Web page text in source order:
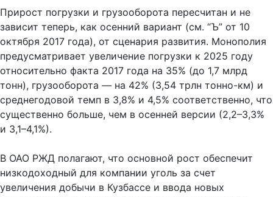
Прирост погрузки и грузооборота пересчитан и не
зависит теперь, как осенний вариант (см. “Ъ” от 10
октября 2017 года), от сценария развития. Монополия
предусматривает увеличение погрузки к 2025 году
относительно факта 2017 года на 35% (до 1,7 млрд
тонн), грузооборота — на 42% (3,54 трлн тонно-км) и
среднегодовой темп в 3,8% и 4,5% соответственно, что
существенно больше, чем в осенней версии (2,2–3,3%
и 3,1–4,1%).
В ОАО РЖД полагают, что основной рост обеспечит
низкодоходный для компании уголь за счет
увеличения добычи в Кузбассе и ввода новых